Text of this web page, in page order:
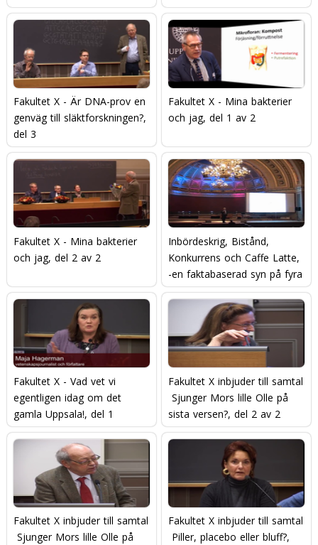
Fakultet X - Är DNA-prov en
genväg till släktforskningen?,
del 3
Fakultet X - Mina bakterier
och jag, del 1 av 2
Fakultet X - Mina bakterier
och jag, del 2 av 2
Inbördeskrig, Bistånd,
Konkurrens och Caffe Latte,
-en faktabaserad syn på fyra
sorters länder! - Hans
Rosling
Fakultet X - Vad vet vi
egentligen idag om det
gamla Uppsala!, del 1
Fakultet X inbjuder till samtal
 Sjunger Mors lille Olle på
sista versen?, del 2 av 2
Fakultet X inbjuder till samtal
 Sjunger Mors lille Olle på
Fakultet X inbjuder till samtal
 Piller, placebo eller bluff?,